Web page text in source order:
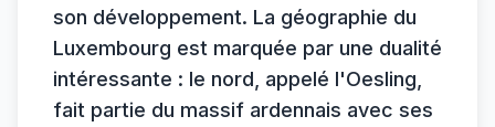
son développement. La géographie du
Luxembourg est marquée par une dualité
intéressante : le nord, appelé l'Oesling,
fait partie du massif ardennais avec ses